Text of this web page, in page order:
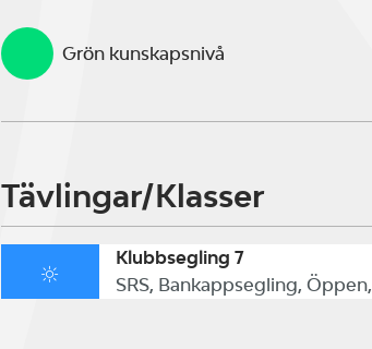
Grön kunskapsnivå
Tävlingar/Klasser
Klubbsegling 7
SRS, Bankappsegling, Öppen,